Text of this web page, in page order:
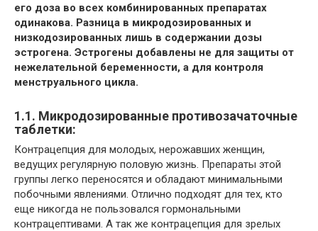
его доза во всех комбинированных препаратах
одинакова. Разница в микродозированных и
низкодозированных лишь в содержании дозы
эстрогена. Эстрогены добавлены не для защиты от
нежелательной беременности, а для контроля
менструального цикла.
1.1. Микродозированные противозачаточные
таблетки:
Контрацепция для молодых, нерожавших женщин,
ведущих регулярную половую жизнь. Препараты этой
группы легко переносятся и обладают минимальными
побочными явлениями. Отлично подходят для тех, кто
еще никогда не пользовался гормональными
контрацептивами. А так же контрацепция для зрелых